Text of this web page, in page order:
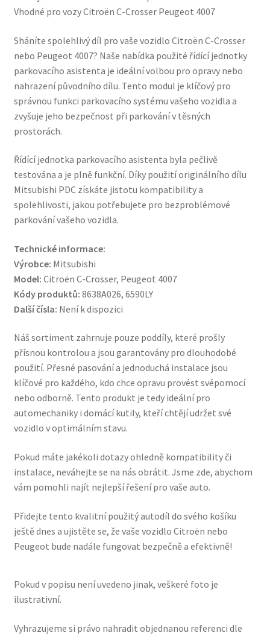
Vhodné pro vozy Citroën C-Crosser Peugeot 4007
Sháníte spolehlivý díl pro vaše vozidlo Citroën C-Crosser
nebo Peugeot 4007? Naše nabídka použité řídící jednotky
parkovacího asistenta je ideální volbou pro opravy nebo
nahrazení původního dílu. Tento modul je klíčový pro
správnou funkci parkovacího systému vašeho vozidla a
zvyšuje jeho bezpečnost při parkování v těsných
prostorách.
Řídící jednotka parkovacího asistenta byla pečlivě
testována a je plně funkční. Díky použití originálního dílu
Mitsubishi PDC získáte jistotu kompatibility a
spolehlivosti, jakou potřebujete pro bezproblémové
parkování vašeho vozidla.
Technické informace:
Výrobce: Mitsubishi
Model: Citroën C-Crosser, Peugeot 4007
Kódy produktů: 8638A026, 6590LY
Další čísla: Není k dispozici
Náš sortiment zahrnuje pouze poddíly, které prošly
přísnou kontrolou a jsou garantovány pro dlouhodobé
použití. Přesné pasování a jednoduchá instalace jsou
klíčové pro každého, kdo chce opravu provést svépomocí
nebo odborně. Tento produkt je tedy ideální pro
automechaniky i domácí kutily, kteří chtějí udržet své
vozidlo v optimálním stavu.
Pokud máte jakékoli dotazy ohledně kompatibility či
instalace, neváhejte se na nás obrátit. Jsme zde, abychom
vám pomohli najít nejlepší řešení pro vaše auto.
Přidejte tento kvalitní použitý autodíl do svého košíku
ještě dnes a ujistěte se, že vaše vozidlo Citroën nebo
Peugeot bude nadále fungovat bezpečně a efektivně!
Pokud v popisu není uvedeno jinak, veškeré foto je
ilustrativní.
Vyhrazujeme si právo nahradit objednanou referenci dle